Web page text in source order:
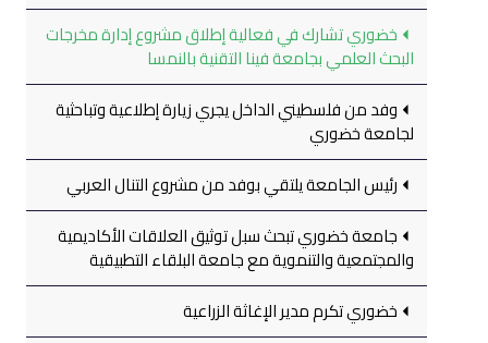
خضوري تشارك في فعالية إطلاق مشروع إدارة مخرجات
البحث العلمي بجامعة فينا التقنية بالنمسا
وفد من فلسطيني الداخل يجري زيارة إطلاعية وتباحثية
لجامعة خضوري
رئيس الجامعة يلتقي بوفد من مشروع التنال العربي
جامعة خضوري تبحث سبل توثيق العلاقات الأكاديمية
والمجتمعية والتنموية مع جامعة البلقاء التطبيقية
خضوري تكرم مدير الإغاثة الزراعية